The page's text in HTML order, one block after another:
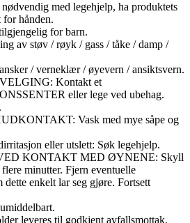
med legehjelp, ha produktets
for hånden.
for barn.
av støv / røyk / gass / tåke / damp /
/ verneklær / øyevern / ansiktsvern.
Kontakt et
eller lege ved ubehag.
Vask med mye såpe og
eller utslett: Søk legehjelp.
KONTAKT MED ØYNENE: Skyll
minutter. Fjern eventuelle
dette enkelt lar seg gjøre. Fortsett
leveres til godkjent avfallsmottak.